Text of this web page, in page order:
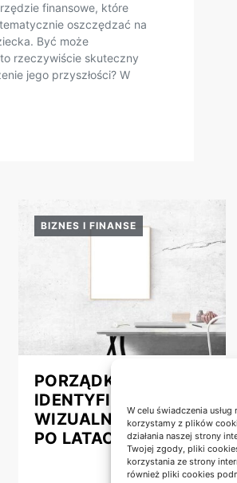
W celu świadczenia
korzystamy z plików
działania naszej strony
Twojej zgody, pliki
korzystania ze strony
również pliki cookies
finansowe, które
oszczędzać na
Być może
rzeczywiście skuteczny
jego przyszłości? W
BIZNES I FINANSE
PORZĄDKOWANIE
IDENTYFIKACJI
WIZUALNEJ FIRMY
PO LATACH